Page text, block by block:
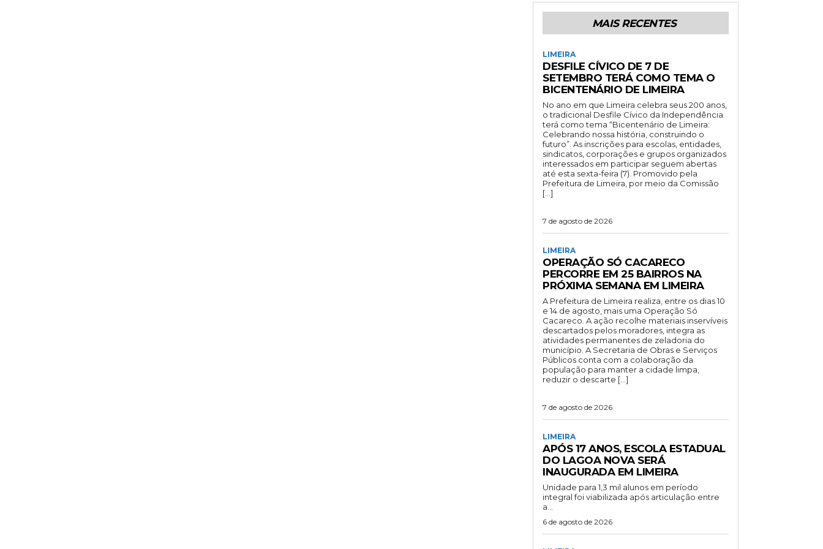
MAIS RECENTES
LIMEIRA
DESFILE CÍVICO DE 7 DE
SETEMBRO TERÁ COMO TEMA O
BICENTENÁRIO DE LIMEIRA
No ano em que Limeira celebra seus 200 anos,
o tradicional Desfile Cívico da Independência
terá como tema “Bicentenário de Limeira:
Celebrando nossa história, construindo o
futuro”. As inscrições para escolas, entidades,
sindicatos, corporações e grupos organizados
interessados em participar seguem abertas
até esta sexta-feira (7). Promovido pela
Prefeitura de Limeira, por meio da Comissão
[…]
7 de agosto de 2026
LIMEIRA
OPERAÇÃO SÓ CACARECO
PERCORRE EM 25 BAIRROS NA
PRÓXIMA SEMANA EM LIMEIRA
A Prefeitura de Limeira realiza, entre os dias 10
e 14 de agosto, mais uma Operação Só
Cacareco. A ação recolhe materiais inservíveis
descartados pelos moradores, integra as
atividades permanentes de zeladoria do
município. A Secretaria de Obras e Serviços
Públicos conta com a colaboração da
população para manter a cidade limpa,
reduzir o descarte […]
7 de agosto de 2026
LIMEIRA
APÓS 17 ANOS, ESCOLA ESTADUAL
DO LAGOA NOVA SERÁ
INAUGURADA EM LIMEIRA
Unidade para 1,3 mil alunos em período
integral foi viabilizada após articulação entre
a...
6 de agosto de 2026